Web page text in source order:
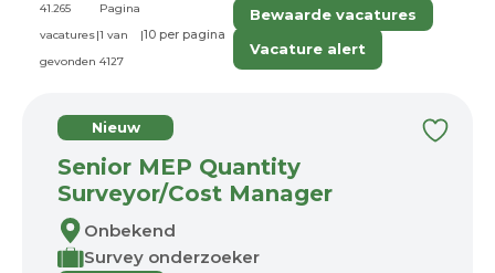
41.265
vacatures
gevonden
|
Pagina
1 van
4127
|
Bewaarde vacatures
Vacature alert
Nieuw
Senior MEP Quantity
Surveyor/Cost Manager
Onbekend
Survey onderzoeker